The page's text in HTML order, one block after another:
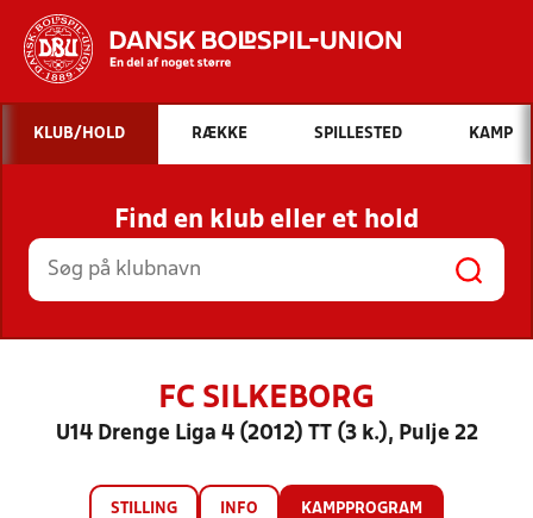
Hvad vil du søge efter?
INDHOLD OG NYHEDER
STILLINGER, RESULTATER, KLUBBER OG
HOLD
KLUB/HOLD RÆKKE SPILLESTED KAMP
Find en klub eller et hold
FC SILKEBORG
U14 Drenge Liga 4 (2012) TT (3 k.), Pulje 22
STILLING INFO KAMPPROGRAM